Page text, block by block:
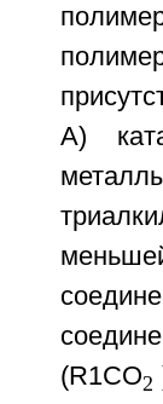
A)
(R1CO2